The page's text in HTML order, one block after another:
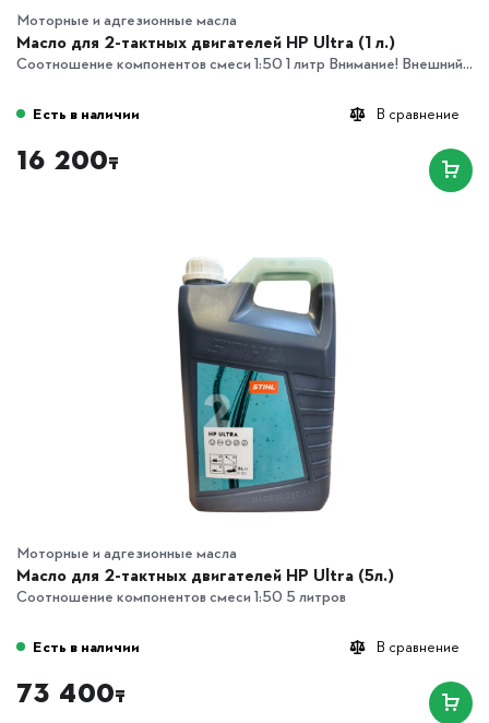
Моторные и адгезионные масла
Масло для 2-тактных двигателей HP Ultra (1 л.)
Соотношение компонентов смеси 1:50 1 литр Внимание! Внешний...
В сравнение
Есть в наличии
16 200₸
Моторные и адгезионные масла
Масло для 2-тактных двигателей HP Ultra (5л.)
Соотношение компонентов смеси 1:50 5 литров
В сравнение
Есть в наличии
73 400₸